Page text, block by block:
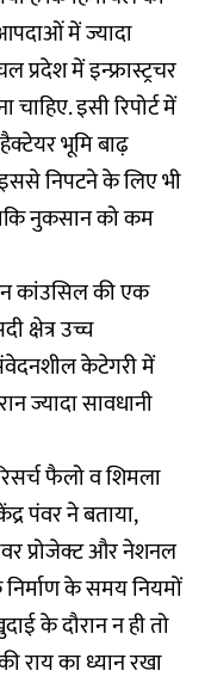
में ज्यादा
में इन्फ्रास्ट्रचर
चाहिए. इसी रिपोर्ट में
भूमि बाढ़
निपटने के लिए भी
नुकसान को कम
कांउसिल की एक
क्षेत्र उच्च
केटेगरी में
ज्यादा सावधानी
फैलो व शिमला
पंवर ने बताया,
प्रोजेक्ट और नेशनल
के समय नियमों
के दौरान न ही तो
राय का ध्यान रखा